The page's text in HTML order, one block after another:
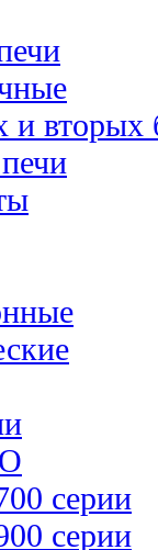
вторых
серии
серии